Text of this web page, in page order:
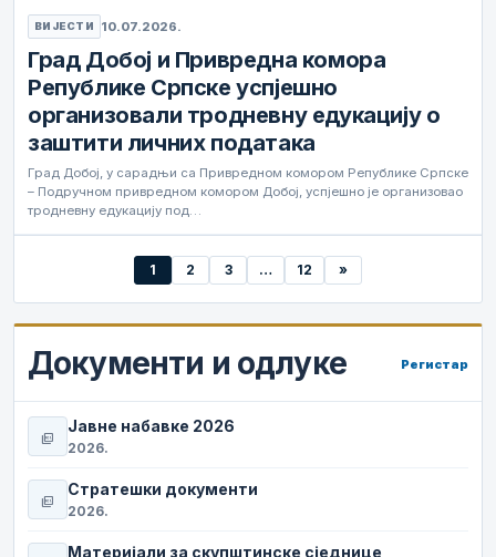
ВИЈЕСТИ 10.07.2026.
Град Добој и Привредна комора
Републике Српске успјешно
организовали тродневну едукацију о
заштити личних података
Град Добој, у сарадњи са Привредном комором Републике Српске
– Подручном привредном комором Добој, успјешно је организовао
тродневну едукацију под…
1 2 3 … 12 »
Документи и одлуке Регистар
picture_as_pdf
Јавне набавке 2026
2026.
picture_as_pdf
Стратешки документи
2026.
Материјали за скупштинске сједнице